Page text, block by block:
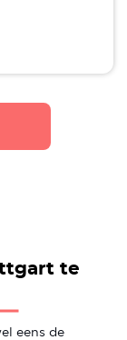
te
eens de